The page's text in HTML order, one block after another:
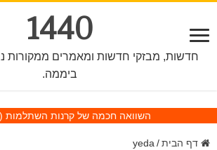
1440
ביממה.
השוואה חכמה של קרנות השתלמות
דף הבית /
yeda